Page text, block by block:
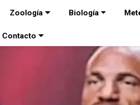
Zoología Biología
Contacto